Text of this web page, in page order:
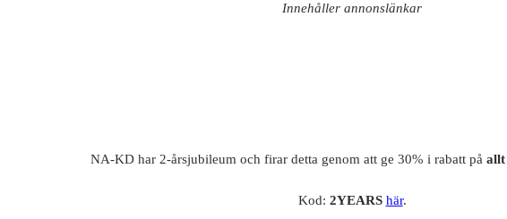
Innehåller annonslänkar
NA-KD har 2-årsjubileum och firar detta genom att ge 30% i rabatt på allt
Kod: 2YEARS här.